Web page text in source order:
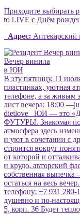
Приходите выбирать
to LIVE с Днём
Адрес: Аптекарский
Вечер винила
в ЮИ
В эту пятницу, 11
пластинках, уютная
телефоне, а за
лист вечера: 18:00
dietlove ЮИ — это
ФУТУРЫ. Знакомая
атмосфера здесь
и уют в сочетании с
строится вокруг
от которой и
и крудо, авторский
собственная выпечка
остаться на весь
телефону: +7 931
душевно и по-
5, корп. 36 Будет